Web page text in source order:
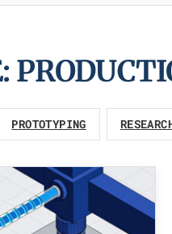
PROTOTYPING